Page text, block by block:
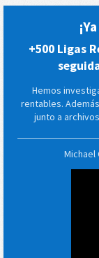
+500 Ligas
Hemos
rentables.
junto a
Michael